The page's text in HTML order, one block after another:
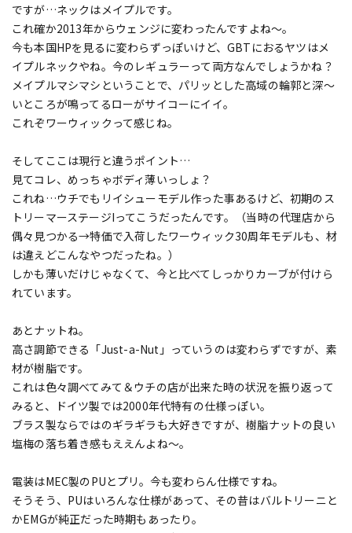
ですが…ネックはメイプルです。
これ確か2013年からウェンジに変わったんですよね～。
今も本国HPを見るに変わらずっぽいけど、GBTにおるヤツはメ
イプルネックやね。今のレギュラーって両方なんでしょうかね？
メイプルマシマシということで、パリッとした高域の輪郭と深～
いところが鳴ってるローがサイコーにイイ。
これぞワーウィックって感じね。
そしてここは現行と違うポイント…
見てコレ、めっちゃボディ薄いっしょ？
これね…ウチでもリイシューモデル作った事あるけど、初期のス
トリーマーステージIってこうだったんです。（当時の代理店から
偶々見つかる→特価で入荷したワーウィック30周年モデルも、材
は違えどこんなやつだったね。）
しかも薄いだけじゃなくて、今と比べてしっかりカーブが付けら
れています。
あとナットね。
高さ調節できる「Just-a-Nut」っていうのは変わらずですが、素
材が樹脂です。
これは色々調べてみて＆ウチの店が出来た時の状況を振り返って
みると、ドイツ製では2000年代特有の仕様っぽい。
ブラス製ならではのギラギラも大好きですが、樹脂ナットの良い
塩梅の落ち着き感もええんよね～。
電装はMEC製のPUとプリ。今も変わらん仕様ですね。
そうそう、PUはいろんな仕様があって、その昔はバルトリーニと
かEMGが純正だった時期もあったり。